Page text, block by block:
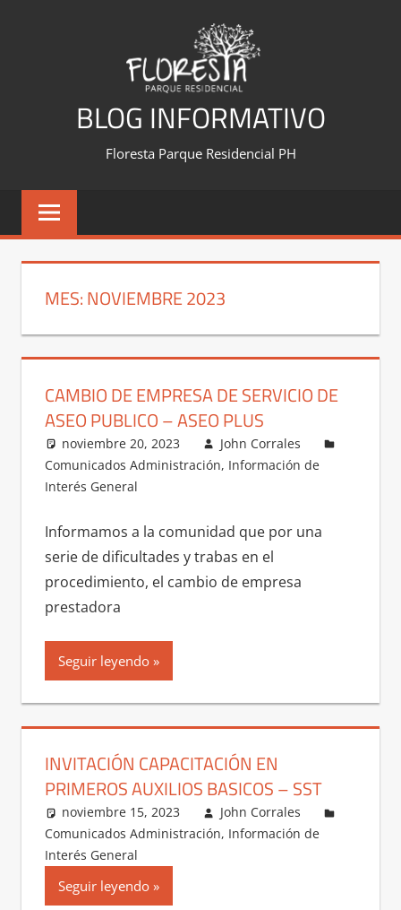
BLOG INFORMATIVO
Floresta Parque Residencial PH
MES:NOVIEMBRE 2023
CAMBIO DE EMPRESA DE SERVICIO DE
ASEO PUBLICO – ASEO PLUS
noviembre 20, 2023
John Corrales
Comunicados Administración, Información de
Interés General
Informamos a la comunidad que por una
serie de dificultades y trabas en el
procedimiento, el cambio de empresa
prestadora
Seguir leyendo
INVITACIÓN CAPACITACIÓN EN
PRIMEROS AUXILIOS BASICOS – SST
noviembre 15, 2023
John Corrales
Comunicados Administración, Información de
Interés General
Seguir leyendo